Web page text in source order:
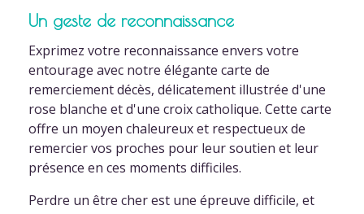
Un geste de reconnaissance
Exprimez votre reconnaissance envers votre
entourage avec notre élégante carte de
remerciement décès, délicatement illustrée d'une
rose blanche et d'une croix catholique. Cette carte
offre un moyen chaleureux et respectueux de
remercier vos proches pour leur soutien et leur
présence en ces moments difficiles.
Perdre un être cher est une épreuve difficile, et